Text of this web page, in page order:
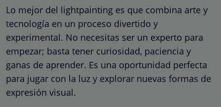
Lo mejor del lightpainting es que combina arte y
tecnología en un proceso divertido y
experimental. No necesitas ser un experto para
empezar; basta tener curiosidad, paciencia y
ganas de aprender. Es una oportunidad perfecta
para jugar con la luz y explorar nuevas formas de
expresión visual.